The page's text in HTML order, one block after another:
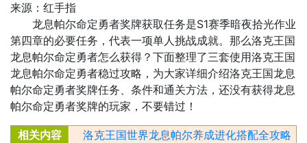
来源：红手指
龙息帕尔命定勇者奖牌获取任务是S1赛季暗夜拾光作业
第四章的必要任务，代表一项单人挑战成就。那么洛克王国
龙息帕尔命定勇者怎么获得？下面整理了三套使用洛克王国
龙息帕尔命定勇者稳过攻略，为大家详细介绍洛克王国龙息
帕尔命定勇者奖牌任务、条件和通关方法，还没有获得龙息
帕尔命定勇者奖牌的玩家，不要错过！
相关内容 洛克王国世界龙息帕尔养成进化搭配全攻略